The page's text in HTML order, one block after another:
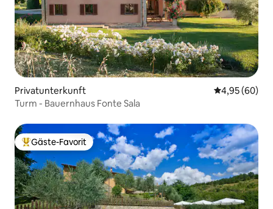
Privatunterkunft
4,95 (60)
Turm - Bauernhaus Fonte Sala
Beliebter Gäste-Favorit.
Gäste-Favorit